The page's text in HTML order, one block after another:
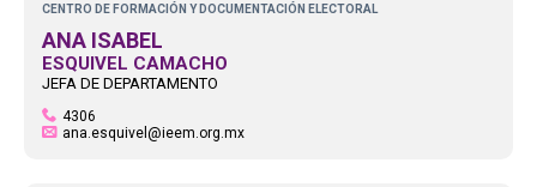
CENTRO DE FORMACIÓN Y DOCUMENTACIÓN ELECTORAL
ANA ISABEL
ESQUIVEL CAMACHO
JEFA DE DEPARTAMENTO
4306
ana.esquivel@ieem.org.mx